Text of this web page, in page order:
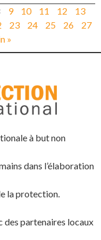
9 10 11 12
13
23 24 25 26
27
»
à but non
dans l’élaboration
la protection.
des partenaires locaux